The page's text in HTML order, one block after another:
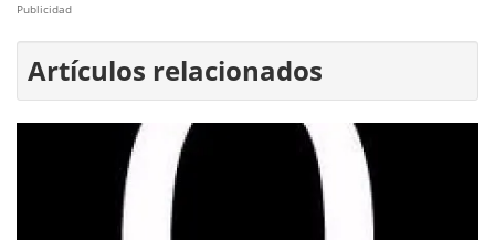
Publicidad
Artículos relacionados